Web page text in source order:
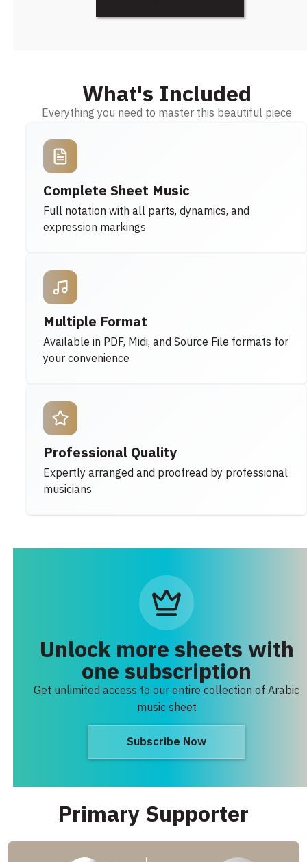
What's Included
Everything you need to master this beautiful piece
Complete Sheet Music
Full notation with all parts, dynamics, and
expression markings
Multiple Format
Available in PDF, Midi, and Source File formats for
your convenience
Professional Quality
Expertly arranged and proofread by professional
musicians
Unlock more sheets with
one subscription
Get unlimited access to our entire collection of Arabic
music sheet
Subscribe Now
Primary Supporter